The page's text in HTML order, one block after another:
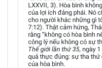
LXXVII, 3). Hòa bình
của lợi ích đảng phái. Nó
cho người khác những gì
7:12). Thật cảm hứng,
rằng “không có hòa bình
công lý nếu không có sự
Thế giới lần thứ 35, ngày
quả thực đúng: sự tha thứ
của hòa bình.